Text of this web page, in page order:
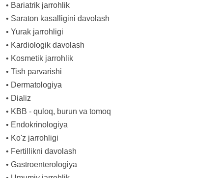
• Bariatrik jarrohlik
• Saraton kasalligini davolash
• Yurak jarrohligi
• Kardiologik davolash
• Kosmetik jarrohlik
• Tish parvarishi
• Dermatologiya
• Dializ
• KBB - quloq, burun va tomoq
• Endokrinologiya
• Ko'z jarrohligi
• Fertillikni davolash
• Gastroenterologiya